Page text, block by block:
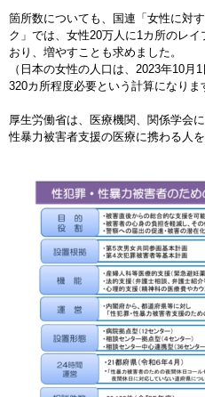
箇所数についても、国連「女性に対
ク」では、女性20万人に1カ所のレ
おり、増やすことも求めました。
（日本の女性の人口は、2023年10
320カ所程度必要という計算になりま
厚生労働省は、医療機関、関係学会
性暴力被害者支援の医療に携わる人